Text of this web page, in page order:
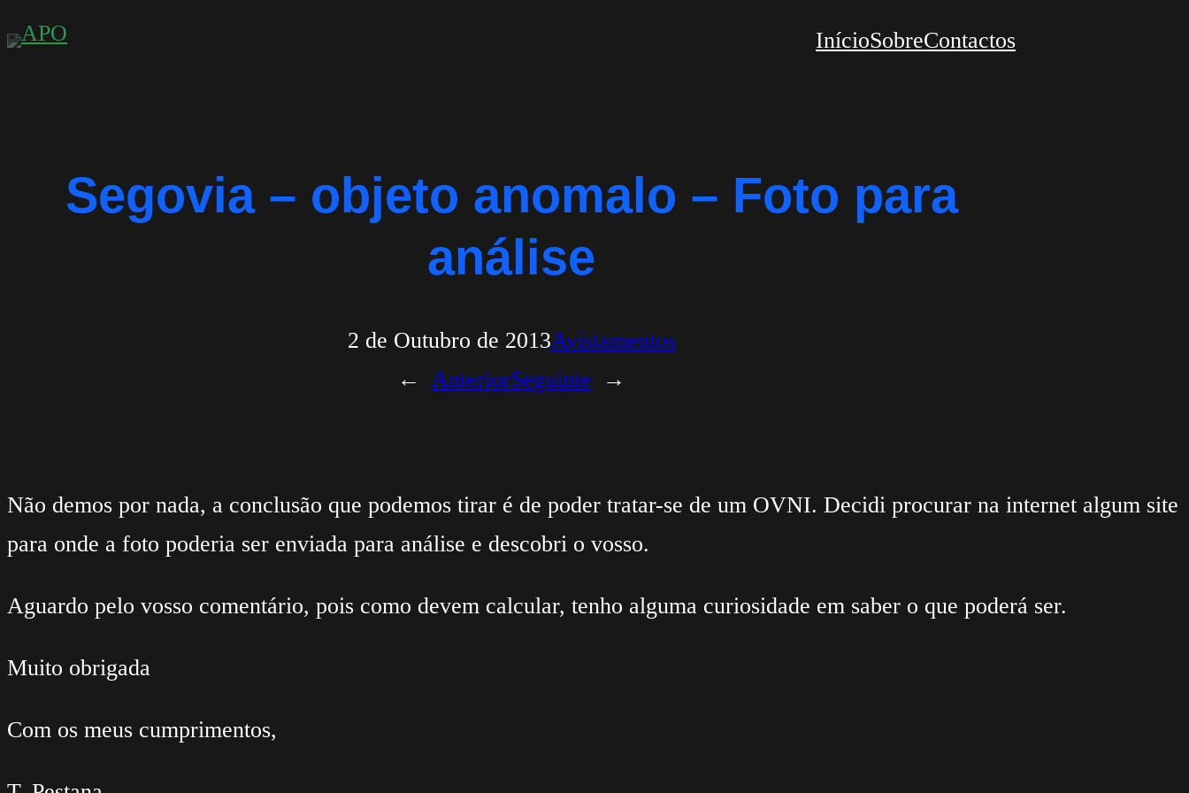
Saltar
InícioSobreContactos
Segovia – objeto anomalo – Foto para
análise
2 de Outubro de 2013Avistamentos
←
AnteriorSeguinte →
Não demos por nada, a conclusão que podemos tirar é de poder tratar-se de um OVNI. Decidi procurar na internet algum site
para onde a foto poderia ser enviada para análise e descobri o vosso.
Aguardo pelo vosso comentário, pois como devem calcular, tenho alguma curiosidade em saber o que poderá ser.
Muito obrigada
Com os meus cumprimentos,